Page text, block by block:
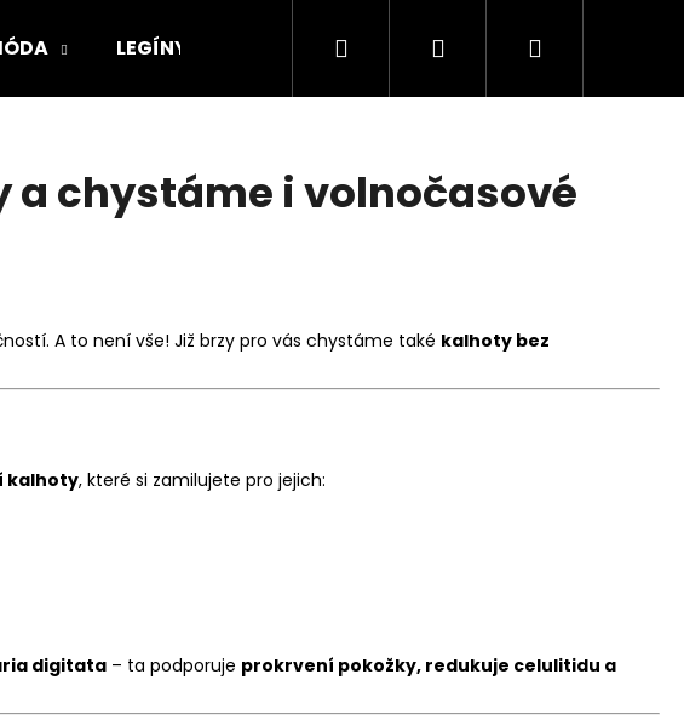
LEGÍNY KALHOTY Sukně s kraťasy
Hledat PřihlášeníNákupní
chystáme i volnočasové
A to není vše! Již brzy pro vás chystáme také kalhoty bez
kalhoty, které si zamilujete pro jejich:
digitata – ta podporuje prokrvení pokožky, redukuje celulitidu a